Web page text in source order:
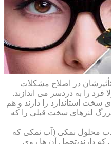
در اصلاح مشکلات
را به دردسر می اندازند.
استاندارد را دارند و هم
۱۹۷۰ و در طول دهه های ۱۹۸۰ و ۱۹۹۰ طراحی شدند و توانستند نقص بزرگ لنزهای سخت قبلی را که
محلول نمکی (آب نمکی که
دارند،تحمل آن ها روی